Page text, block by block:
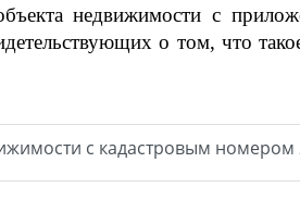
недвижимости с
о том, что
с кадастровым номером